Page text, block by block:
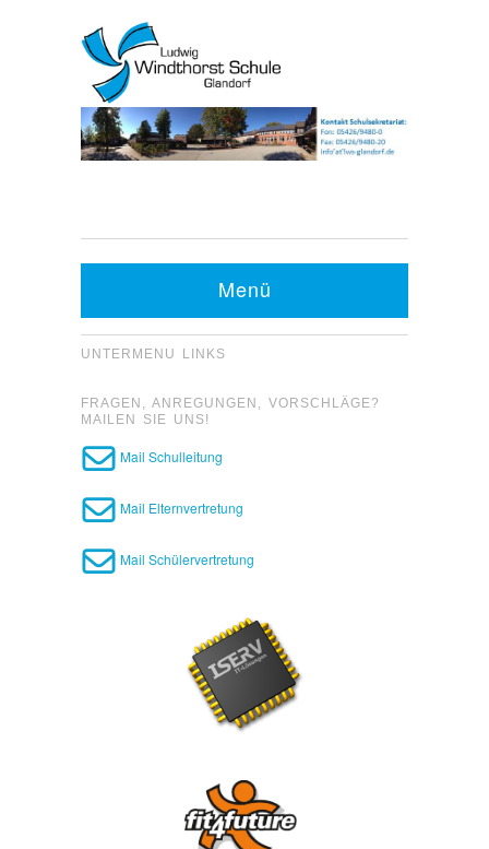
Fax: 05426 9480-20
Menü
UNTERMENU LINKS
FRAGEN, ANREGUNGEN, VORSCHLÄGE?
MAILEN SIE UNS!
Mail Schulleitung
Mail Elternvertretung
Mail Schülervertretung